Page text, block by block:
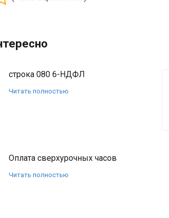
строка 080 6-НДФЛ
Читать полностью
Оплата сверхурочных часов
Читать полностью